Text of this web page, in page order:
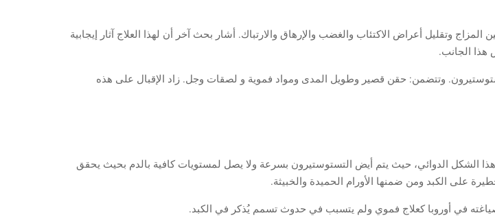
وتقليل أعراض الاكتئاب والغضب والإرهاق والارتباك. أشار بحث آخر أن لهذا العلاج آثار إيجابية
هذا الجانب.
وتتضمن: حقن قصير وطويل المدى ومواد فموية و لصقات وجل. زاد الإقبال على هذه
الشكل الدوائي، حيث يتم أيض التستوستيرون بسرعة ولا يصل لمستويات كافية بالدم بحيث يحقق
على الكبد ومن ضمنها الأورام الحميدة والخبيثة.